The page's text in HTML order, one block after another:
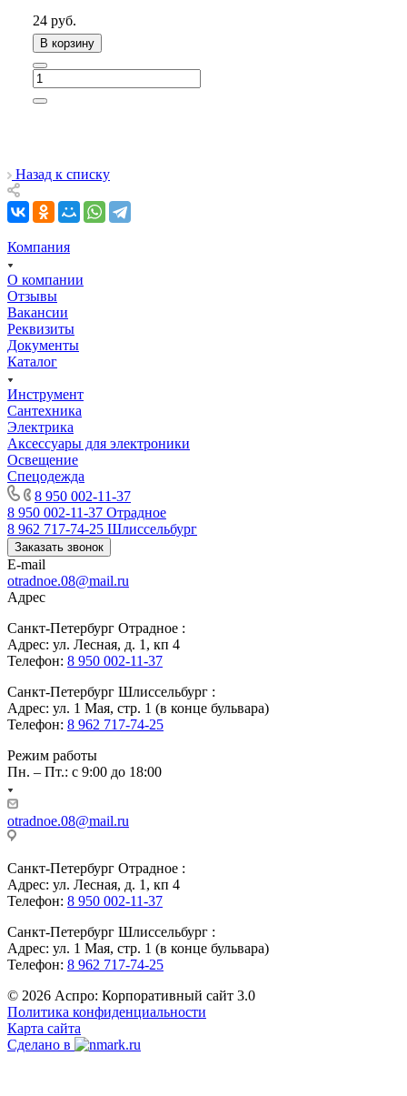
24 руб.
В корзину
Назад к списку
Компания
О компании
Отзывы
Вакансии
Реквизиты
Документы
Каталог
Инструмент
Сантехника
Электрика
Аксессуары для электроники
Освещение
Спецодежда
8 950 002-11-37
8 950 002-11-37 Отрадное
8 962 717-74-25 Шлиссельбург
Заказать звонок
E-mail
otradnoe.08@mail.ru
Адрес
Санкт-Петербург Отрадное :
Адрес: ул. Лесная, д. 1, кп 4
Телефон: 8 950 002-11-37
Санкт-Петербург Шлиссельбург :
Адрес: ул. 1 Мая, стр. 1 (в конце бульвара)
Телефон: 8 962 717-74-25
Режим работы
Пн. – Пт.: с 9:00 до 18:00
otradnoe.08@mail.ru
Санкт-Петербург Отрадное :
Адрес: ул. Лесная, д. 1, кп 4
Телефон: 8 950 002-11-37
Санкт-Петербург Шлиссельбург :
Адрес: ул. 1 Мая, стр. 1 (в конце бульвара)
Телефон: 8 962 717-74-25
© 2026 Аспро: Корпоративный сайт 3.0
Политика конфиденциальности
Карта сайта
Сделано в